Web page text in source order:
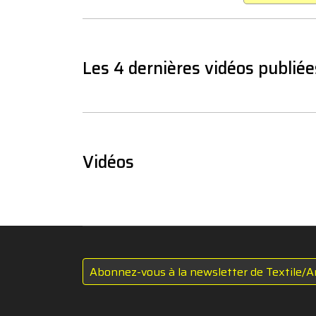
Les 4 dernières vidéos
Vidéos
Abonnez-vous à la newsletter de Textile/